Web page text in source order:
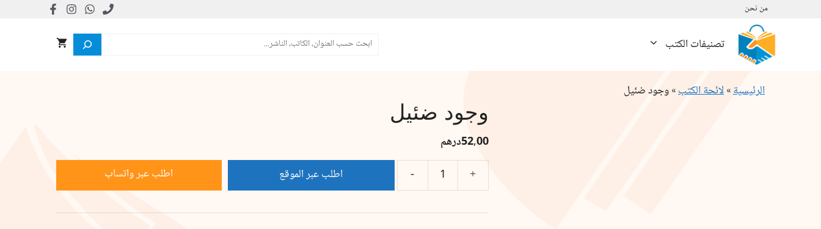
من نحن
تصنيفات الكتب البحث
الرئيسية»لائحة الكتب»وجود ضئيل
وجود ضئيل
52,00درهم
اطلب عبر الموقع اطلب عبر واتساب